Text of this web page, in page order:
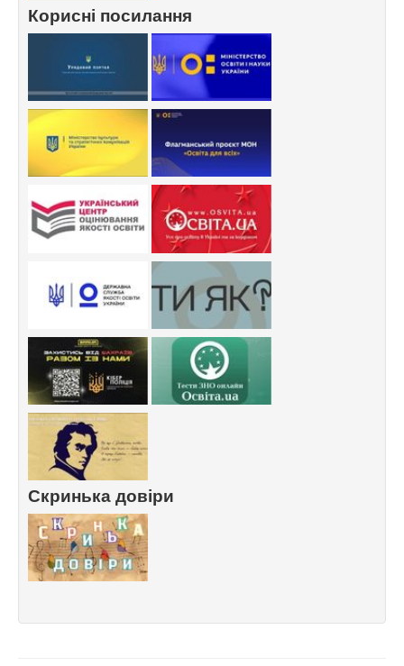
Корисні посилання
Скринька довіри